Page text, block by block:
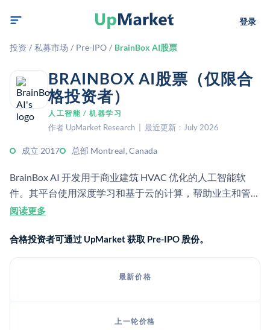
登录
投资 / 私募市场 / Pre-IPO / BrainBox AI股票
BRAINBOX AI股票（仅限合
格投资者）
人工智能 / 机器学习
作者 UpMarket Research | 最近更新：July 2026
成立 2017 总部 Montreal, Canada
BrainBox AI 开发用于商业建筑 HVAC 优化的人工智能软
件。其平台使用深度学习和基于云的计算，帮助业主和管理
者降低能源消耗、运营成本和排放。
阅读更多
合格投资者可通过 UpMarket 获取 Pre-IPO 股份。
最新价格
上一轮价格